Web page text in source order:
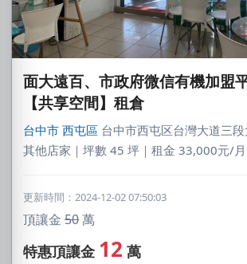
面大遠百、市政府微信有機加盟
【共享空間】租倉
台中市 西屯區 台中市西屯区台灣大道三
其他店家｜坪數 45 坪｜租金 33,000元/
更新時間：2024-12-02 07:50:03
頂讓金 50萬
特惠頂讓金 12 萬